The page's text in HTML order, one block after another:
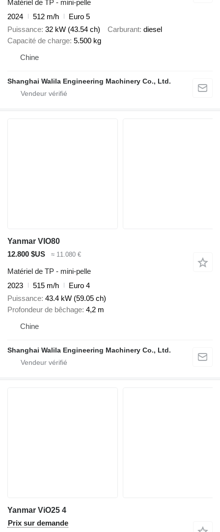
Matériel de TP - mini-pelle
2024
512 m/h
Euro 5
Puissance 32 kW (43.54 ch) Carburant diesel
Capacité de charge 5.500 kg
Chine
Shanghai Walila Engineering Machinery Co., Ltd.
Yanmar VIO80
12.800 $US
≈ 11.080 €
Matériel de TP - mini-pelle
2023
515 m/h
Euro 4
Puissance 43.4 kW (59.05 ch)
Profondeur de bêchage 4,2 m
Chine
Shanghai Walila Engineering Machinery Co., Ltd.
Yanmar ViO25 4
Prix sur demande